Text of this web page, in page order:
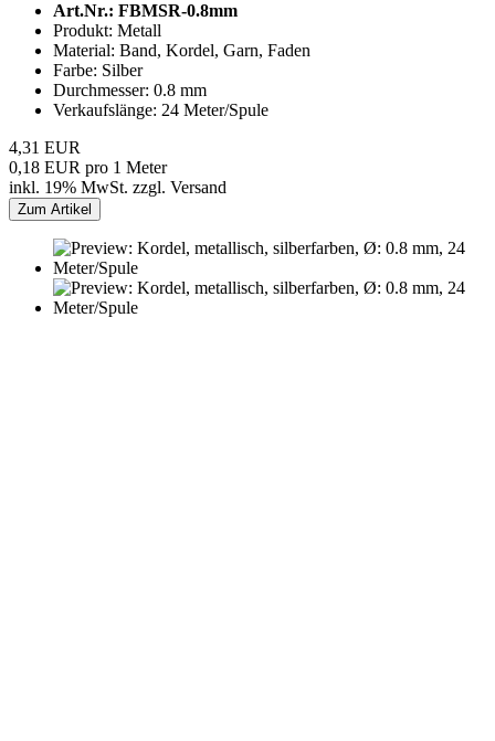
Art.Nr.: FBMSR-0.8mm
Produkt: Metall
Material: Band, Kordel, Garn, Faden
Farbe: Silber
Durchmesser: 0.8 mm
Verkaufslänge: 24 Meter/Spule
4,31 EUR
0,18 EUR pro 1 Meter
inkl. 19% MwSt. zzgl. Versand